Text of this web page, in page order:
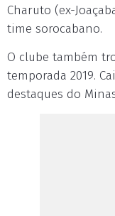
Charuto (ex-
time sorocabano.
O clube também
temporada 2019.
destaques do Minas